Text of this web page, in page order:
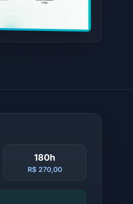
180h
R$ 270,00